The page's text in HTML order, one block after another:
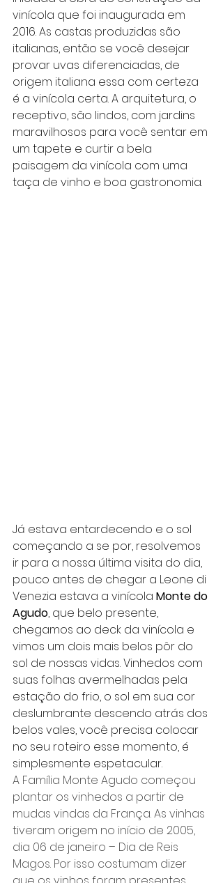
vinícola que foi inaugurada em
2016. As castas produzidas são
italianas, então se você desejar
provar uvas diferenciadas, de
origem italiana essa com certeza
é a vinícola certa. A arquitetura, o
receptivo, são lindos, com jardins
maravilhosos para você sentar em
um tapete e curtir a bela
paisagem da vinícola com uma
taça de vinho e boa gastronomia.
Já estava entardecendo e o sol
começando a se por, resolvemos
ir para a nossa última visita do dia,
pouco antes de chegar a Leone di
Venezia estava a vinícola Monte do
Agudo, que belo presente,
chegamos ao deck da vinícola e
vimos um dois mais belos pôr do
sol de nossas vidas. Vinhedos com
suas folhas avermelhadas pela
estação do frio, o sol em sua cor
deslumbrante descendo atrás dos
belos vales, você precisa colocar
no seu roteiro esse momento, é
simplesmente espetacular.
A Família Monte Agudo começou
plantar os vinhedos a partir de
mudas vindas da França. As vinhas
tiveram origem no início de 2005,
dia 06 de janeiro – Dia de Reis
Magos. Por isso costumam dizer